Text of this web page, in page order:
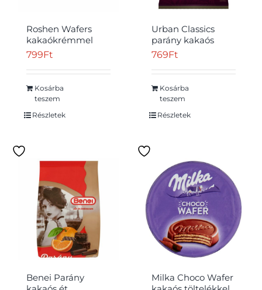
Roshen Wafers
kakaókrémmel
töltött ostya 216 g
799Ft
Kosárba
teszem
Részletek
Urban Classics
parány kakaós
krémmel,
769Ft
Kosárba
teszem
Részletek
Benei Parány
Milka Choco Wafer